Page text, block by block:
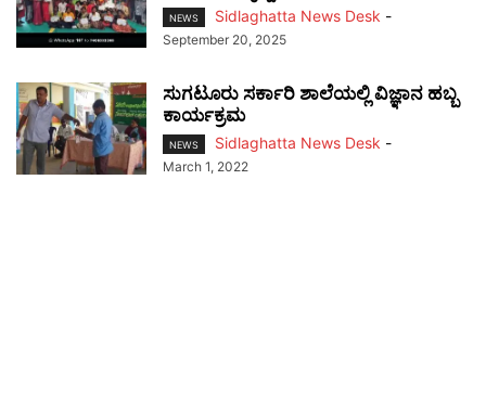
NEWS Sidlaghatta News Desk -
September 20, 2025
ಸುಗಟೂರು ಸರ್ಕಾರಿ ಶಾಲೆಯಲ್ಲಿ ವಿಜ್ಞಾನ ಹಬ್ಬ
ಕಾರ್ಯಕ್ರಮ
NEWS Sidlaghatta News Desk -
March 1, 2022